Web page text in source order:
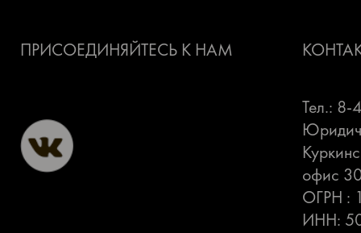
ПРИСОЕДИНЯЙТЕСЬ К НАМ
Тел.: 8-
офис
ОГРН :
ИНН: